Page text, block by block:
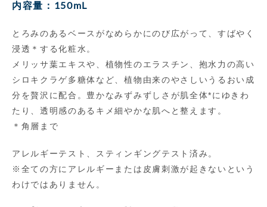
内容量：150mL
とろみのあるベースがなめらかにのび広がって、すばやく
浸透＊する化粧水。
メリッサ葉エキスや、植物性のエラスチン、抱水力の高い
シロキクラゲ多糖体など、植物由来のやさしいうるおい成
分を贅沢に配合。豊かなみずみずしさが肌全体*にゆきわ
たり、透明感のあるキメ細やかな肌へと整えます。
＊角層まで
アレルギーテスト、スティンギングテスト済み。
※全ての方にアレルギーまたは皮膚刺激が起きないという
わけではありません。